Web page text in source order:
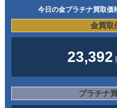
今日の金プラチナ買取価
金買取
23,392
プラチナ